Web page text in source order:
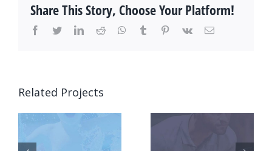
Share This Story, Choose Your Platform!
facebook
twitterlinkedinreddit whatsapptumblr pinterest
vk Email
Related Projects